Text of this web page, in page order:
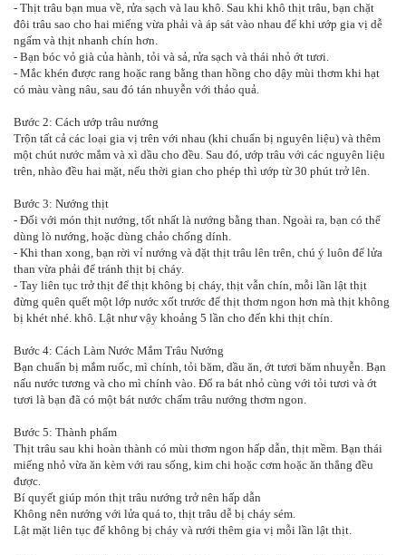
- Thịt trâu bạn mua về, rửa sạch và lau khô. Sau khi khô thịt trâu, bạn chặt
đôi trâu sao cho hai miếng vừa phải và áp sát vào nhau để khi ướp gia vị dễ
ngấm và thịt nhanh chín hơn.
- Bạn bóc vỏ già của hành, tỏi và sả, rửa sạch và thái nhỏ ớt tươi.
- Mắc khén được rang hoặc rang bằng than hồng cho dậy mùi thơm khi hạt
có màu vàng nâu, sau đó tán nhuyễn với thảo quả.
Bước 2: Cách ướp trâu nướng
Trộn tất cả các loại gia vị trên với nhau (khi chuẩn bị nguyên liệu) và thêm
một chút nước mắm và xì dầu cho đều. Sau đó, ướp trâu với các nguyên liệu
trên, nhào đều hai mặt, nếu thời gian cho phép thì ướp từ 30 phút trở lên.
Bước 3: Nướng thịt
- Đối với món thịt nướng, tốt nhất là nướng bằng than. Ngoài ra, bạn có thể
dùng lò nướng, hoặc dùng chảo chống dính.
- Khi than xong, bạn rời vỉ nướng và đặt thịt trâu lên trên, chú ý luôn để lửa
than vừa phải để tránh thịt bị cháy.
- Tay liên tục trở thịt để thịt không bị cháy, thịt vẫn chín, mỗi lần lật thịt
đừng quên quết một lớp nước xốt trước để thịt thơm ngon hơn mà thịt không
bị khét nhé. khô. Lật như vậy khoảng 5 lần cho đến khi thịt chín.
Bước 4: Cách Làm Nước Mắm Trâu Nướng
Bạn chuẩn bị mắm ruốc, mì chính, tỏi băm, dầu ăn, ớt tươi băm nhuyễn. Bạn
nấu nước tương và cho mì chính vào. Đổ ra bát nhỏ cùng với tỏi tươi và ớt
tươi là bạn đã có một bát nước chấm trâu nướng thơm ngon.
Bước 5: Thành phẩm
Thịt trâu sau khi hoàn thành có mùi thơm ngon hấp dẫn, thịt mềm. Bạn thái
miếng nhỏ vừa ăn kèm với rau sống, kim chi hoặc cơm hoặc ăn thẳng đều
được.
Bí quyết giúp món thịt trâu nướng trở nên hấp dẫn
Không nên nướng với lửa quá to, thịt trâu dễ bị cháy sém.
Lật mặt liên tục để không bị cháy và rưới thêm gia vị mỗi lần lật thịt.